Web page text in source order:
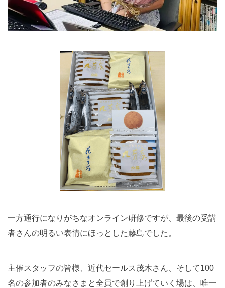
一方通行になりがちなオンライン研修ですが、最後の受講
者さんの明るい表情にほっとした藤島でした。
主催スタッフの皆様、近代セールス茂木さん、そして100
名の参加者のみなさまと全員で創り上げていく場は、唯一